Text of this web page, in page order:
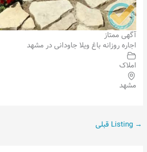
آگهی ممتاز
اجاره روزانه باغ ویلا جاودانی در مشهد
املاک
مشهد
→